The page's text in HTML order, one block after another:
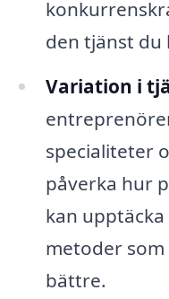
den tjänst du
Variation i
specialiteter
påverka hur
kan
metoder
bättre.